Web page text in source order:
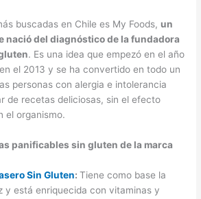
buscadas en Chile es My Foods, un
nació del diagnóstico de la fundadora
. Es una idea que empezó en el año
el 2013 y se ha convertido en todo un
personas con alergia e intolerancia
de recetas deliciosas, sin el efecto
el organismo.
panificables sin gluten de la marca
Sin Gluten:Tiene como base la
y está enriquecida con vitaminas y